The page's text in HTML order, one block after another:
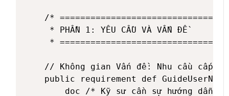
/*
     * PHẦN 1: YÊU CẦU VÀ VẤN ĐỀ
*
// Không gian Vấn đề: Nhu cầu cấp
public requirement def
doc /* Kỹ sư cần sự hướng dẫn